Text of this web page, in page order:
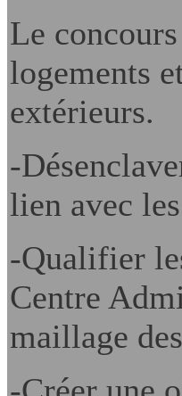
Le
logements
extérieurs.
-
lien avec
-Qualifier
Centre
maillage